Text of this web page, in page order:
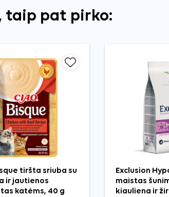
taip pat pirko:
tiršta sriuba su
ir jautienos
katėms, 40 g
Exclusion
maistas
kiauliena ir